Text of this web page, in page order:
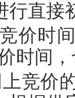
行直接
价时
时间
上竞价